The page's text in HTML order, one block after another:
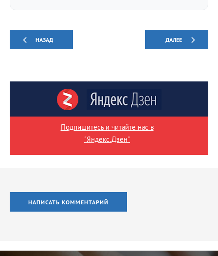
НАЗАД ДАЛЕЕ
Подпишитесь и читайте нас в
"Яндекс.Дзен"
НАПИСАТЬ КОММЕНТАРИЙ